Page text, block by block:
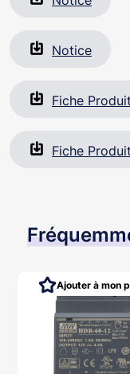
Code EAN 13 :
Notice
Fiche Produit
Fiche Produit
Ajouter à mon